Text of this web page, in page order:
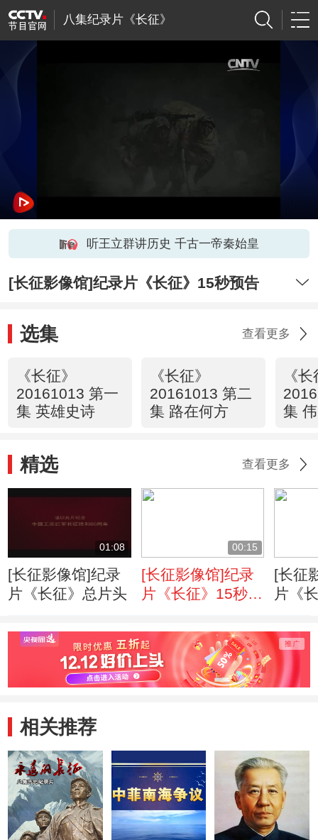
八集纪录片《长征》
听王立群讲历史 千古一帝秦始皇
[长征影像馆]纪录片《长征》15秒预告
选集 查看更多
《长征》
20161013 第一
集 英雄史诗
《长征》
20161013 第二
集 路在何方
《
集
精选 查看更多
01:08
[长征影像馆]纪录
片《长征》总片头
00:15
[长征影像馆]纪录
片《长征》15秒预
[长征
片《
相关推荐